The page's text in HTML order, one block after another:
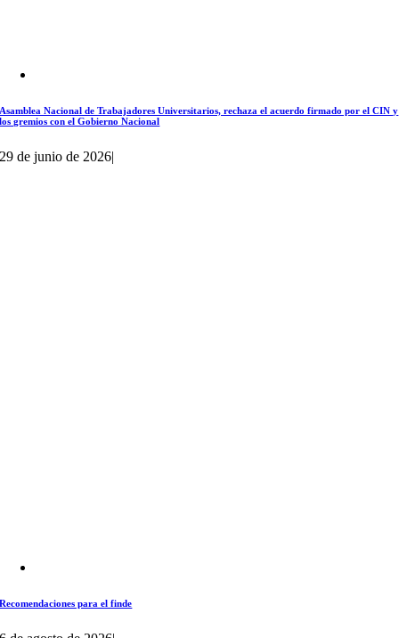
Asamblea Nacional de Trabajadores Universitarios, rechaza el acuerdo firmado por el CIN y
los gremios con el Gobierno Nacional
29 de junio de 2026|
Recomendaciones para el finde